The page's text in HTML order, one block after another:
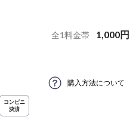
全1料金帯 1,000円
購入方法について